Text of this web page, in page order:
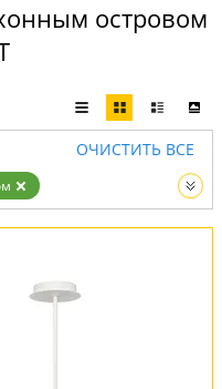
островом
ОЧИСТИТЬ ВСЕ